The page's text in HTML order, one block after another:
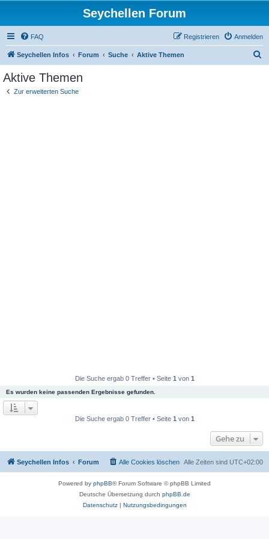
Seychellen Forum
FAQ Anmelden
Registrieren
Seychellen Infos Forum Suche Aktive Themen
Aktive Themen
Zur erweiterten Suche
Die Suche ergab 0 Treffer • Seite 1 von 1
Es wurden keine passenden Ergebnisse gefunden.
Die Suche ergab 0 Treffer • Seite 1 von 1
Gehe zu
Seychellen Infos Forum Alle Zeiten sind UTC+02:00
Alle Cookies löschen
Powered by phpBB® Forum Software © phpBB Limited
Deutsche Übersetzung durch phpBB.de
Datenschutz| Nutzungsbedingungen